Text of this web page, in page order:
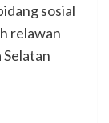
sosial
relawan